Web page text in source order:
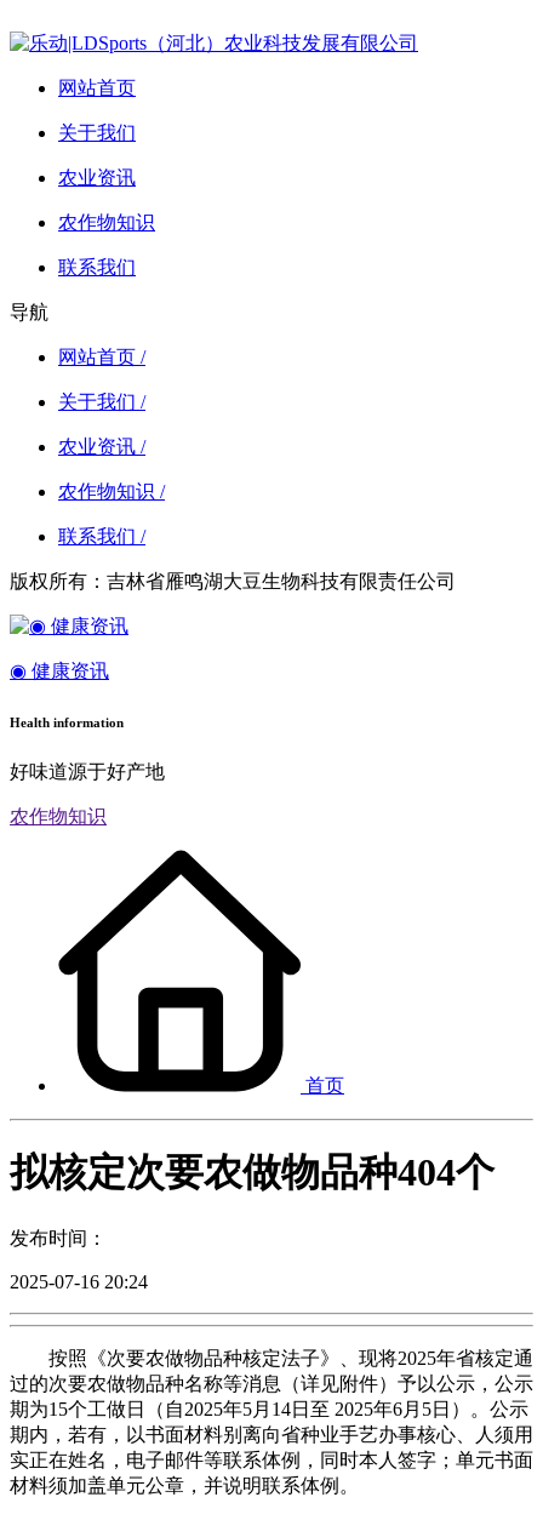
网站首页
关于我们
农业资讯
农作物知识
联系我们
导航
网站首页 /
关于我们 /
农业资讯 /
农作物知识 /
联系我们 /
版权所有：吉林省雁鸣湖大豆生物科技有限责任公司
◉ 健康资讯
Health information
好味道源于好产地
农作物知识
首页
拟核定次要农做物品种404个
发布时间：
2025-07-16 20:24
按照《次要农做物品种核定法子》、现将2025年省核定通
过的次要农做物品种名称等消息（详见附件）予以公示，公示
期为15个工做日（自2025年5月14日至 2025年6月5日）。公示
期内，若有，以书面材料别离向省种业手艺办事核心、人须用
实正在姓名，电子邮件等联系体例，同时本人签字；单元书面
材料须加盖单元公章，并说明联系体例。